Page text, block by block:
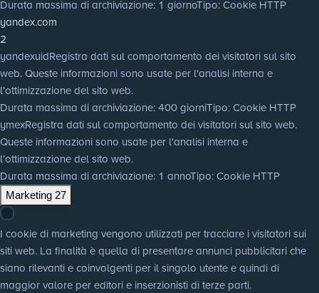
Durata massima di archiviazione: 1 giornoTipo: Cookie HTTP
yandex.com
2
yandexuidRegistra dati sul comportamento dei visitatori sul sito
web. Queste informazioni sono usate per l'analisi interna e
l'ottimizzazione del sito web.
Durata massima di archiviazione: 400 giorniTipo: Cookie HTTP
ymexRegistra dati sul comportamento dei visitatori sul sito web.
Queste informazioni sono usate per l'analisi interna e
l'ottimizzazione del sito web.
Durata massima di archiviazione: 1 annoTipo: Cookie HTTP
Marketing 27
I cookie di marketing vengono utilizzati per tracciare i visitatori sui
siti web. La finalità è quella di presentare annunci pubblicitari che
siano rilevanti e coinvolgenti per il singolo utente e quindi di
maggior valore per editori e inserzionisti di terze parti.